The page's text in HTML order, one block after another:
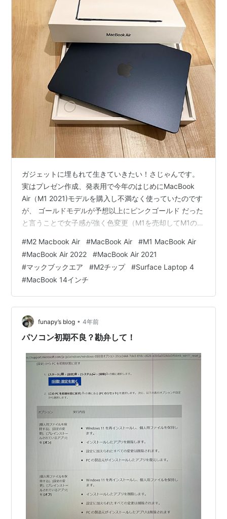
ガジェットに埋もれて生きていきたい！さじゃんです。
実はプレゼン作成、発表用で今年のはじめにMacBook
Air（M1 2021)モデルを購入し不満なく使っていたのです
が、 ゴールドモデルが予想以上にピンクゴールド だった
と言うことで女子感が強く色変更（M1を売却してM1の違
落ち着いたMacBook Air M2 2022の個人的にどストライ
クカラーのミッドナイトブルーを購入しM1 MacBook Air
2021 売却前に徹底比較したので皆様の購入検討の一助と
なればと思い筆を執った次第であります。 メジャーアッ
プデートのM2 MacBook …
#M2 Macbook Air #MacBook Air #M1 MacBook Air
#MacBook Air 2022 #MacBook Air 2021
#マックブックエア #M2チップ #Surface Laptop 4
#MacBook 14インチ
funapy’s blog • 4年前
パソコン初期不良？勘弁して！